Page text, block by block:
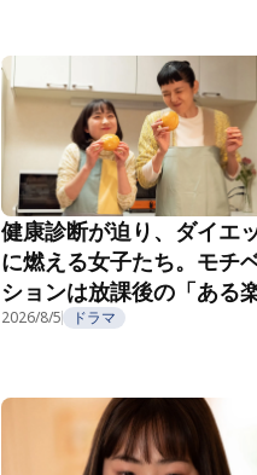
健康診断が迫り、ダイエ
に燃える女子たち。モチ
ションは放課後の「ある
み」で……？『こころの
2026/8/5 ドラマ